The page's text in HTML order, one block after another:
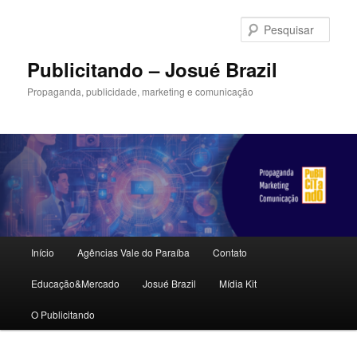
principalPublicitando – Josué Brazil
Propaganda, publicidade, marketing e comunicação
principal
Início Agências Vale do Paraíba Contato
Educação&Mercado Josué Brazil Mídia Kit
O Publicitando